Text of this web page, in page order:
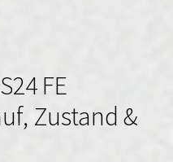
FE
Zustand &